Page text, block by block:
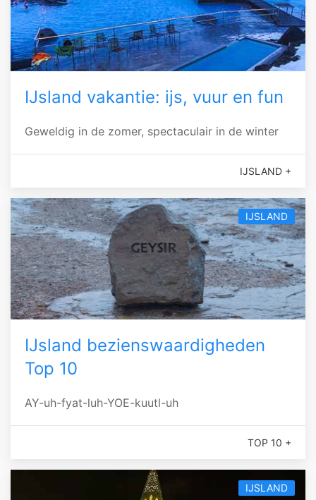
IJsland vakantie: ijs, vuur en fun
Geweldig in de zomer, spectaculair in de winter
IJSLAND +
IJSLAND
IJsland bezienswaardigheden
Top 10
AY-uh-fyat-luh-YOE-kuutl-uh
TOP 10 +
IJSLAND